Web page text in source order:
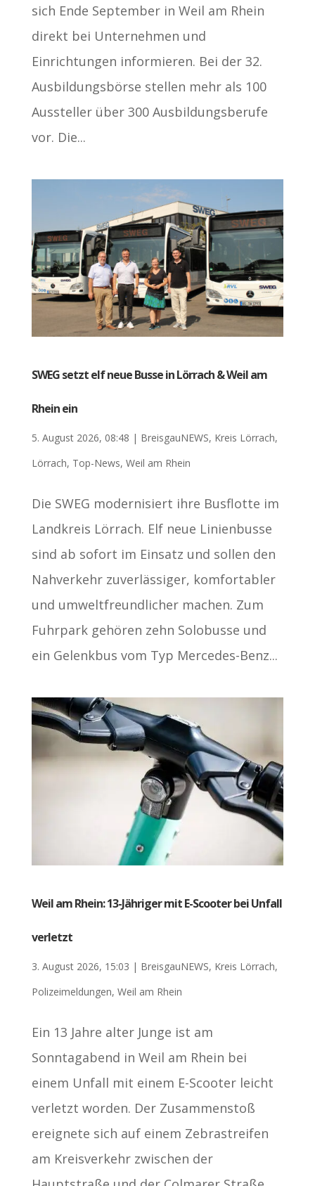
sich Ende September in Weil am Rhein
direkt bei Unternehmen und
Einrichtungen informieren. Bei der 32.
Ausbildungsbörse stellen mehr als 100
Aussteller über 300 Ausbildungsberufe
vor. Die...
SWEG setzt elf neue Busse in Lörrach & Weil am
Rhein ein
5. August 2026, 08:48 | BreisgauNEWS, Kreis Lörrach,
Lörrach, Top-News, Weil am Rhein
Die SWEG modernisiert ihre Busflotte im
Landkreis Lörrach. Elf neue Linienbusse
sind ab sofort im Einsatz und sollen den
Nahverkehr zuverlässiger, komfortabler
und umweltfreundlicher machen. Zum
Fuhrpark gehören zehn Solobusse und
ein Gelenkbus vom Typ Mercedes-Benz...
Weil am Rhein: 13-Jähriger mit E-Scooter bei Unfall
verletzt
3. August 2026, 15:03 | BreisgauNEWS, Kreis Lörrach,
Polizeimeldungen, Weil am Rhein
Ein 13 Jahre alter Junge ist am
Sonntagabend in Weil am Rhein bei
einem Unfall mit einem E-Scooter leicht
verletzt worden. Der Zusammenstoß
ereignete sich auf einem Zebrastreifen
am Kreisverkehr zwischen der